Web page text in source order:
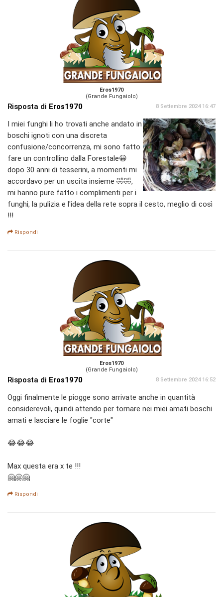
Eros1970
(Grande Fungaiolo)
Risposta di Eros1970 8 Settembre 2024 16:47
I miei funghi li ho trovati anche andato in
boschi ignoti con una discreta
confusione/concorrenza, mi sono fatto
fare un controllino dalla Forestale😀
dopo 30 anni di tesserini, a momenti mi
accordavo per un uscita insieme 🤣🤣,
mi hanno pure fatto i complimenti per i
funghi, la pulizia e l'idea della rete sopra il cesto, meglio di così
!!!
Rispondi
Eros1970
(Grande Fungaiolo)
Risposta di Eros1970 8 Settembre 2024 16:52
Oggi finalmente le piogge sono arrivate anche in quantità
considerevoli, quindi attendo per tornare nei miei amati boschi
amati e lasciare le foglie "corte"
😂😂😂
Max questa era x te !!!
🤗🤗🤗
Rispondi